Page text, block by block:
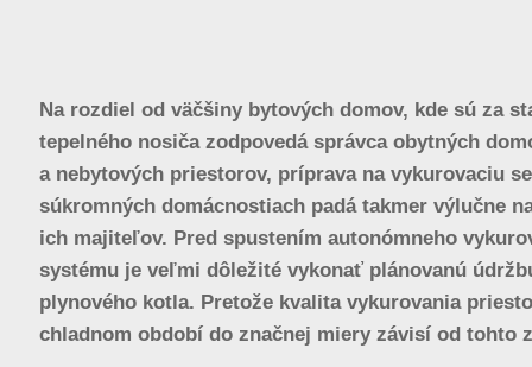
Na rozdiel od väčšiny bytových domov, kde sú za
tepelného nosiča zodpovedá správca obytných
a nebytových priestorov, príprava na vykurovaciu
súkromných domácnostiach padá takmer výlučne
ich majiteľov. Pred spustením autonómneho
systému je veľmi dôležité vykonať plánovanú
plynového kotla. Pretože kvalita vykurovania
chladnom období do značnej miery závisí od tohto